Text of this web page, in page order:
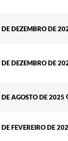
DEZEMBRO DE
DEZEMBRO DE
AGOSTO DE 2025
FEVEREIRO DE